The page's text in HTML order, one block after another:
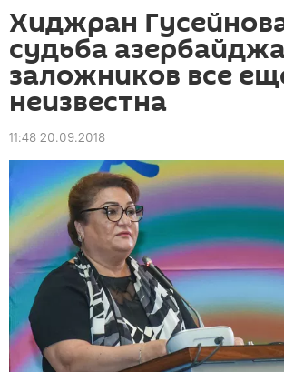
Хиджран
судьба
заложников все
неизвестна
11:48 20.09.2018